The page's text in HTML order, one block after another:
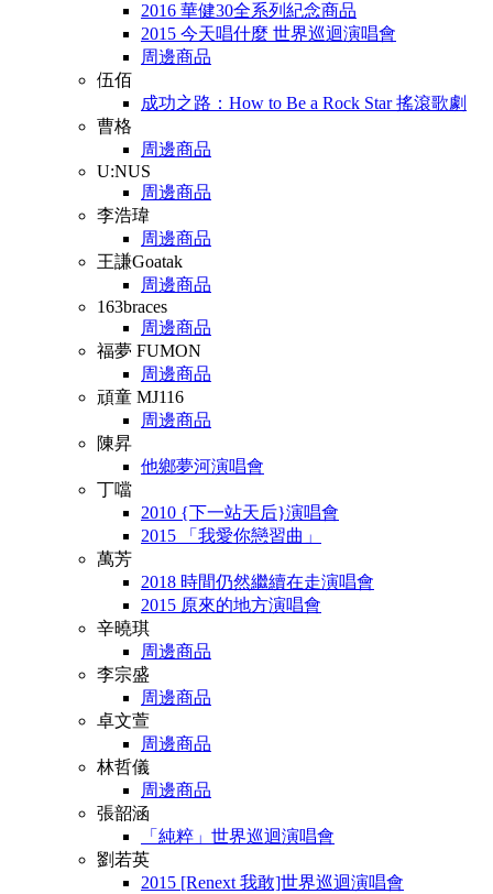
2016 華健30全系列紀念商品
2015 今天唱什麼 世界巡迴演唱會
周邊商品
伍佰
成功之路：How to Be a Rock Star 搖滾歌劇
曹格
周邊商品
U:NUS
周邊商品
李浩瑋
周邊商品
王謙Goatak
周邊商品
163braces
周邊商品
福夢 FUMON
周邊商品
頑童 MJ116
周邊商品
陳昇
他鄉夢河演唱會
丁噹
2010 {下一站天后}演唱會
2015 「我愛你戀習曲」
萬芳
2018 時間仍然繼續在走演唱會
2015 原來的地方演唱會
辛曉琪
周邊商品
李宗盛
周邊商品
卓文萱
周邊商品
林哲儀
周邊商品
張韶涵
「純粹」世界巡迴演唱會
劉若英
2015 [Renext 我敢]世界巡迴演唱會